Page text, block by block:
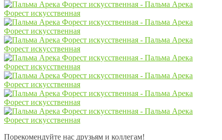
Порекомендуйте нас друзьям и коллегам!